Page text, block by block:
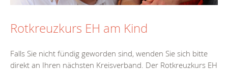
Rotkreuzkurs EH am Kind
Falls Sie nicht fündig geworden sind, wenden Sie sich bitte
direkt an Ihren nächsten Kreisverband. Der Rotkreuzkurs EH